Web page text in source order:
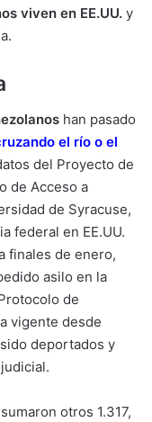
viven en EE.UU. y
han pasado
ruzando el río o el
del Proyecto de
de Acceso a
de Syracuse,
federal en EE.UU.
finales de enero,
asilo en la
de
vigente desde
deportados y
otros 1.317,